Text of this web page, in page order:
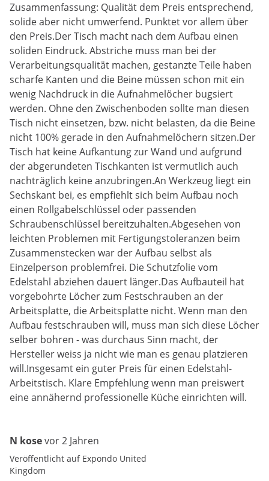
Zusammenfassung: Qualität dem Preis entsprechend,
solide aber nicht umwerfend. Punktet vor allem über
den Preis.Der Tisch macht nach dem Aufbau einen
soliden Eindruck. Abstriche muss man bei der
Verarbeitungsqualität machen, gestanzte Teile haben
scharfe Kanten und die Beine müssen schon mit ein
wenig Nachdruck in die Aufnahmelöcher bugsiert
werden. Ohne den Zwischenboden sollte man diesen
Tisch nicht einsetzen, bzw. nicht belasten, da die Beine
nicht 100% gerade in den Aufnahmelöchern sitzen.Der
Tisch hat keine Aufkantung zur Wand und aufgrund
der abgerundeten Tischkanten ist vermutlich auch
nachträglich keine anzubringen.An Werkzeug liegt ein
Sechskant bei, es empfiehlt sich beim Aufbau noch
einen Rollgabelschlüssel oder passenden
Schraubenschlüssel bereitzuhalten.Abgesehen von
leichten Problemen mit Fertigungstoleranzen beim
Zusammenstecken war der Aufbau selbst als
Einzelperson problemfrei. Die Schutzfolie vom
Edelstahl abziehen dauert länger.Das Aufbauteil hat
vorgebohrte Löcher zum Festschrauben an der
Arbeitsplatte, die Arbeitsplatte nicht. Wenn man den
Aufbau festschrauben will, muss man sich diese Löcher
selber bohren - was durchaus Sinn macht, der
Hersteller weiss ja nicht wie man es genau platzieren
will.Insgesamt ein guter Preis für einen Edelstahl-
Arbeitstisch. Klare Empfehlung wenn man preiswert
eine annähernd professionelle Küche einrichten will.
N kosevor 2 Jahren
Veröffentlicht auf Expondo United
Kingdom